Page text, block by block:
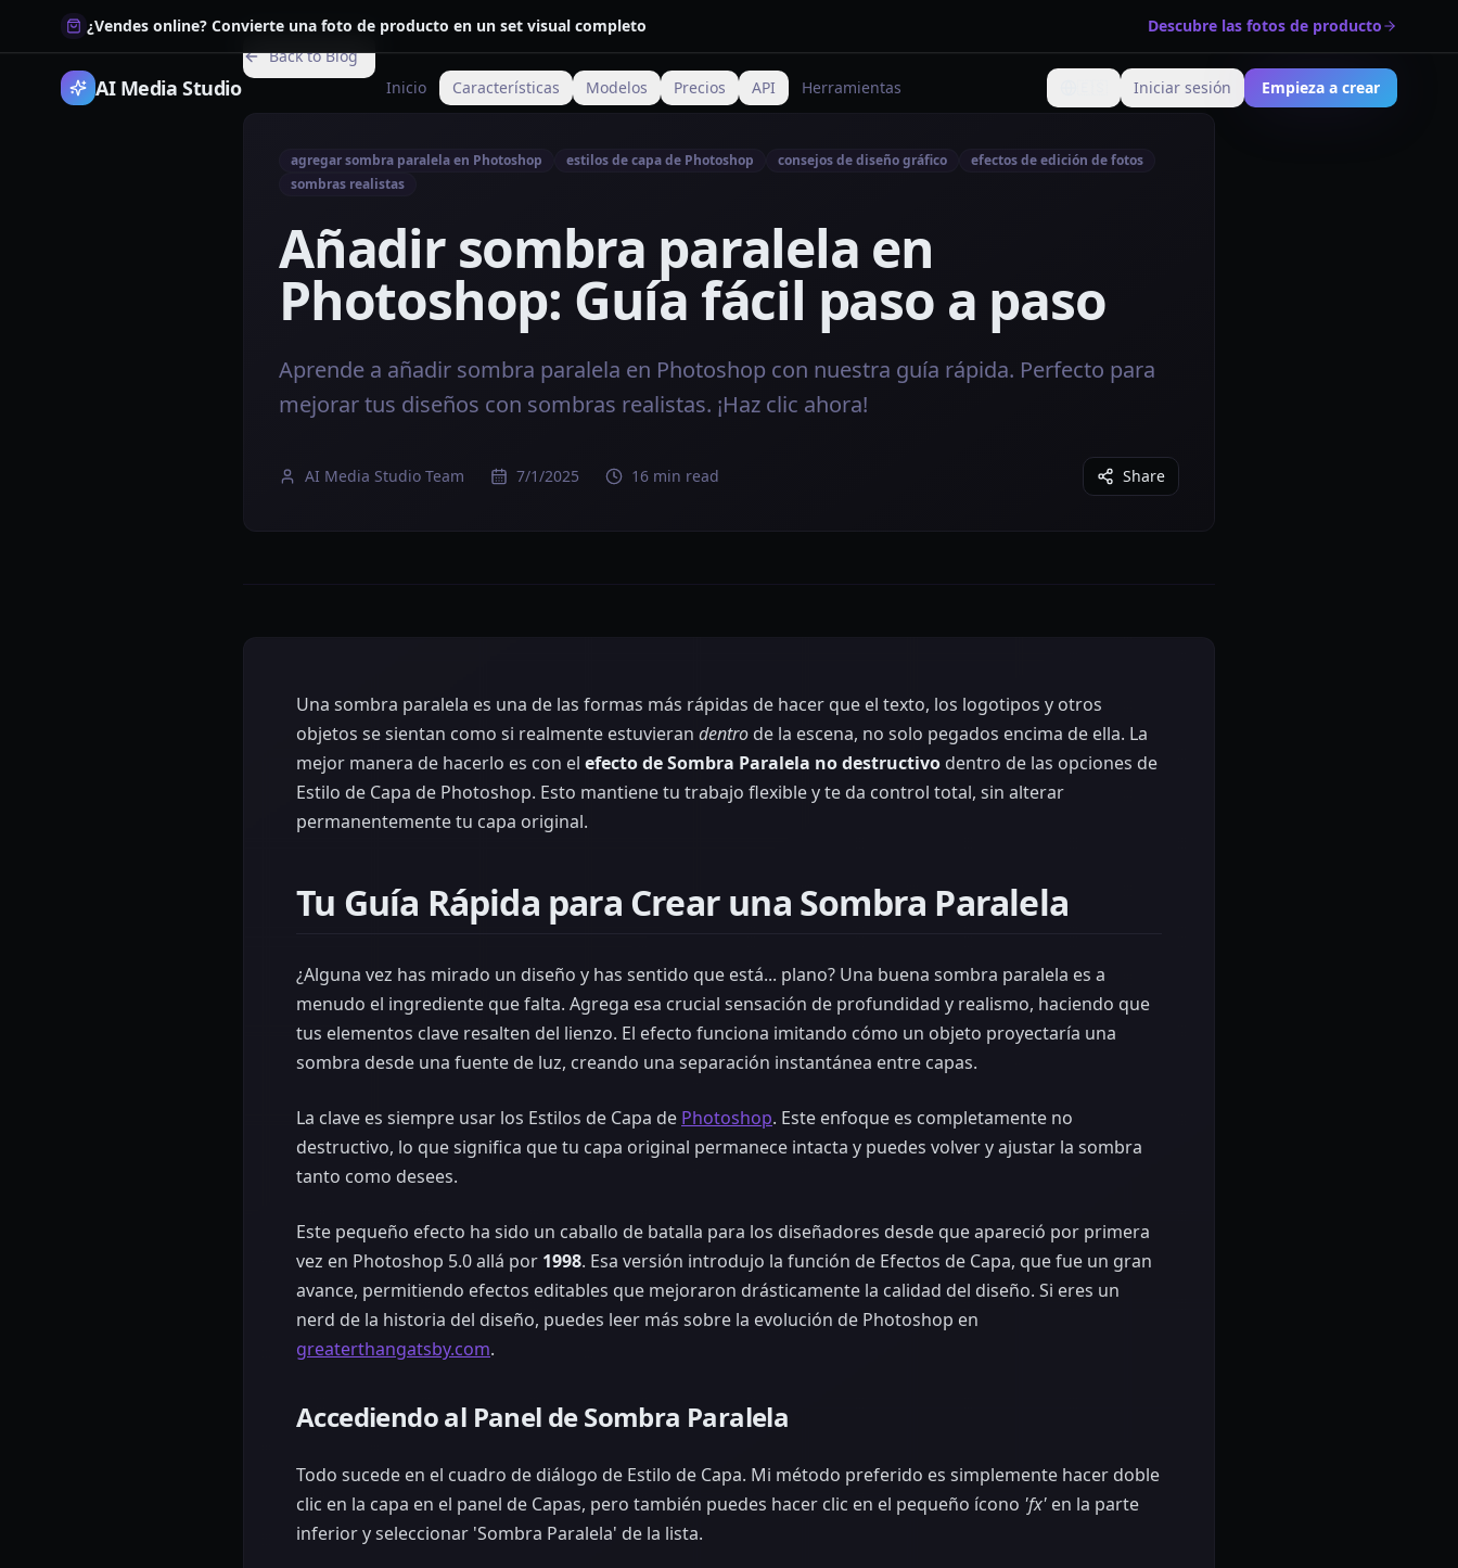
¿Vendes online? Convierte una foto de producto en un set visual completo Descubre las fotos de producto
AI Media Studio Inicio Características Modelos Precios API Herramientas Cambiar idioma
Iniciar sesión Empieza a crear
Back to Blog
agregar sombra paralela en Photoshop estilos de capa de Photoshop consejos de diseño gráfico
efectos de edición de fotos
sombras realistas
Añadir sombra paralela en
Photoshop: Guía fácil paso a paso
Aprende a añadir sombra paralela en Photoshop con nuestra guía rápida. Perfecto para
mejorar tus diseños con sombras realistas. ¡Haz clic ahora!
AI Media Studio Team 7/1/2025 16 min read Share
Una sombra paralela es una de las formas más rápidas de hacer que el texto, los logotipos y otros
objetos se sientan como si realmente estuvieran dentro de la escena, no solo pegados encima de ella. La
mejor manera de hacerlo es con el efecto de Sombra Paralela no destructivo dentro de las opciones de
Estilo de Capa de Photoshop. Esto mantiene tu trabajo flexible y te da control total, sin alterar
permanentemente tu capa original.
Tu Guía Rápida para Crear una Sombra Paralela
¿Alguna vez has mirado un diseño y has sentido que está... plano? Una buena sombra paralela es a
menudo el ingrediente que falta. Agrega esa crucial sensación de profundidad y realismo, haciendo que
tus elementos clave resalten del lienzo. El efecto funciona imitando cómo un objeto proyectaría una
sombra desde una fuente de luz, creando una separación instantánea entre capas.
La clave es siempre usar los Estilos de Capa de Photoshop. Este enfoque es completamente no
destructivo, lo que significa que tu capa original permanece intacta y puedes volver y ajustar la sombra
tanto como desees.
Este pequeño efecto ha sido un caballo de batalla para los diseñadores desde que apareció por primera
vez en Photoshop 5.0 allá por 1998. Esa versión introdujo la función de Efectos de Capa, que fue un gran
avance, permitiendo efectos editables que mejoraron drásticamente la calidad del diseño. Si eres un
nerd de la historia del diseño, puedes leer más sobre la evolución de Photoshop en
greaterthangatsby.com.
Accediendo al Panel de Sombra Paralela
Todo sucede en el cuadro de diálogo de Estilo de Capa. Mi método preferido es simplemente hacer doble
clic en la capa en el panel de Capas, pero también puedes hacer clic en el pequeño ícono 'fx' en la parte
inferior y seleccionar 'Sombra Paralela' de la lista.